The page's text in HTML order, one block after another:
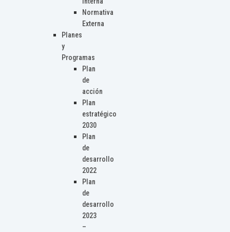
Normativa
Externa
Planes
y
Programas
Plan
de
acción
Plan
estratégico
2030
Plan
de
desarrollo
2022
Plan
de
desarrollo
2023
–